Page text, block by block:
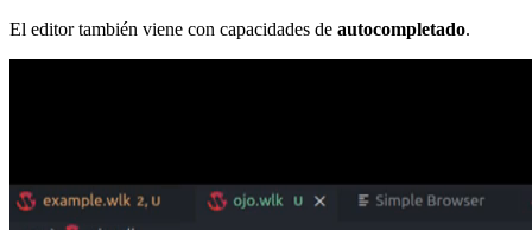
El editor también viene con capacidades de autocompletado.